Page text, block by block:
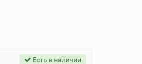
Есть в наличии